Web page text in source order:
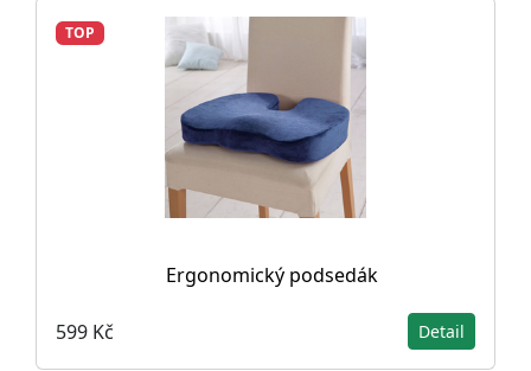
TOP
Ergonomický podsedák
599 Kč Detail